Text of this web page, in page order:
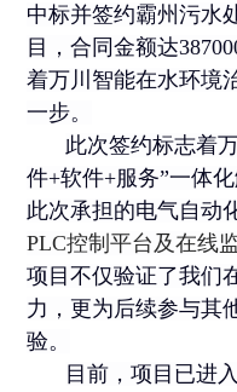
中标并签约霸州污水
目，合同金额达
着万川智能在水环境
一步。
此次签约标志着
件+软件+服务”一体
此次承担的电气自动
PLC控制平台及在线
项目不仅验证了我们
力，更为后续参与其
验。
目前，项目已进